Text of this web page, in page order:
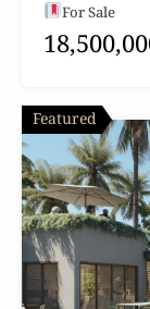
For Sale
Featured